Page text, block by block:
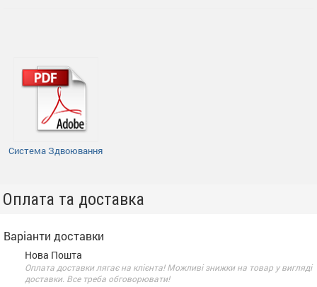
Система Здвоювання
Оплата та доставка
Варіанти доставки
Нова Пошта
Оплата доставки лягає на клієнта! Можливі знижки на товар у вигляді
доставки. Все треба обговорювати!